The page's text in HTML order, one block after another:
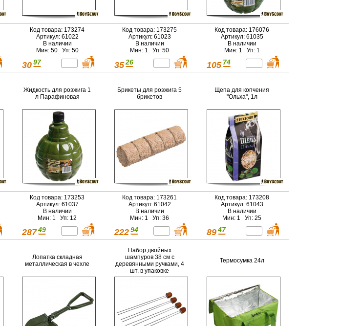
Код товара: 173274
Артикул: 61022
В наличии
Мин: 50 Уп: 50
30 97
Код товара: 173275
Артикул: 61023
В наличии
Мин: 1 Уп: 50
35 26
Код товара: 176076
Артикул: 61035
В наличии
Мин: 1 Уп: 1
105 74
Жидкость для розжига 1
л Парафиновая
Код товара: 173253
Артикул: 61037
В наличии
Мин: 1 Уп: 12
287 49
Брикеты для розжига 5
брикетов
Код товара: 173261
Артикул: 61042
В наличии
Мин: 1 Уп: 36
222 94
Щепа для копчения
"Ольха", 1л
Код товара: 173208
Артикул: 61043
В наличии
Мин: 1 Уп: 25
89 47
Лопатка складная
металлическая в чехле
Набор двойных
шампуров 38 см с
деревянными ручками, 4
шт. в упаковке
Термосумка 24л